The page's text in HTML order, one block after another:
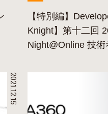
【特別編】
Knight】第十二回
Night@Online 技
2021.12.15